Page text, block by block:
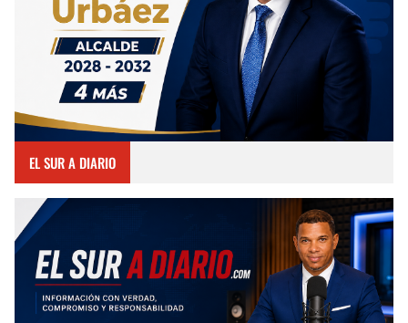
EL SUR A DIARIO